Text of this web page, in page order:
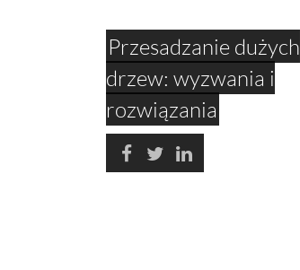
Przesadzanie dużych
drzew: wyzwania i
rozwiązania